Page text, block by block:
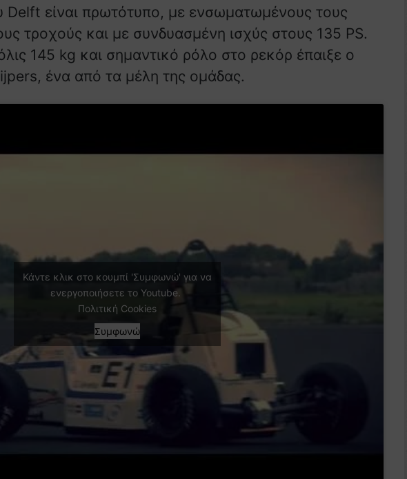
Delft είναι πρωτότυπο, με ενσωματωμένους τους
τροχούς και με συνδυασμένη ισχύς στους 135 PS.
145 kg και σημαντικό ρόλο στο ρεκόρ έπαιξε ο
ένα από τα μέλη της ομάδας.
Κάντε κλικ στο κουμπί 'Συμφωνώ' για να
ενεργοποιήσετε το Youtube.
Πολιτική Cookies
Συμφωνώ